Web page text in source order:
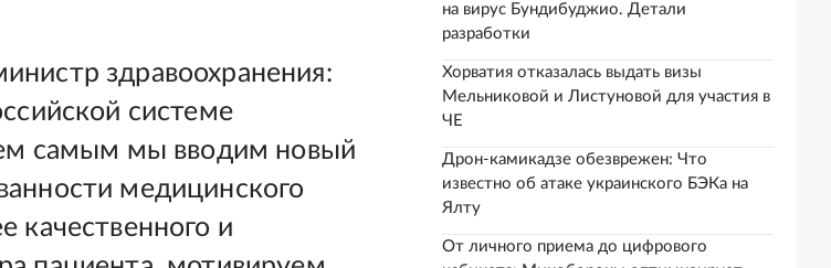
здравоохранения:
системе
самым мы вводим новый
медицинского
качественного и
на вирус Бундибуджио. Детали
разработки
Хорватия отказалась выдать визы
Мельниковой и Листуновой для участия в
ЧЕ
Дрон-камикадзе обезврежен: Что
известно об атаке украинского БЭКа на
Ялту
От личного приема до цифрового